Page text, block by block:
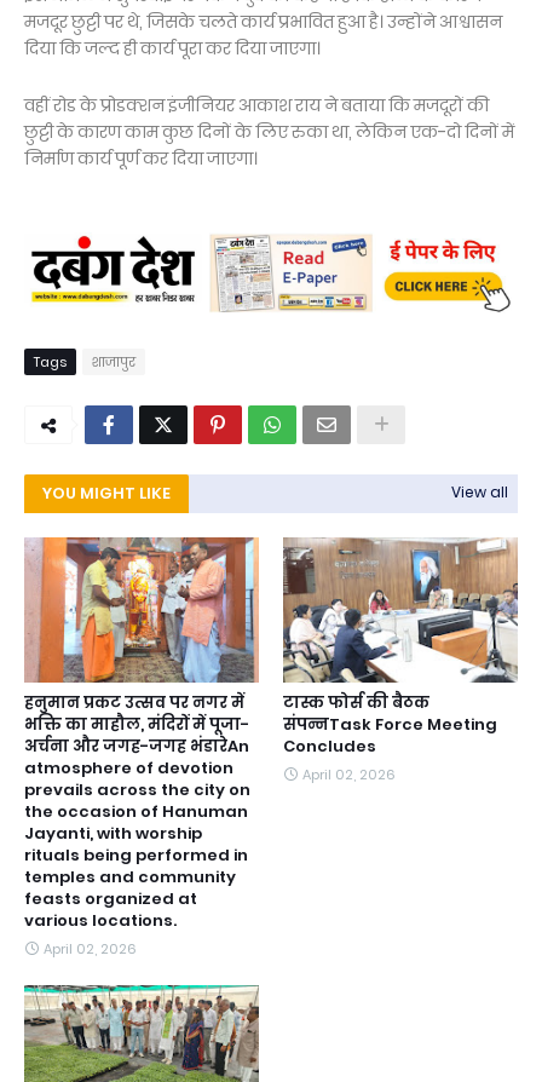
मजदूर छुट्टी पर थे, जिसके चलते कार्य प्रभावित हुआ है। उन्होंने आश्वासन
दिया कि जल्द ही कार्य पूरा कर दिया जाएगा।
वहीं रोड के प्रोडक्शन इंजीनियर आकाश राय ने बताया कि मजदूरों की
छुट्टी के कारण काम कुछ दिनों के लिए रुका था, लेकिन एक-दो दिनों में
निर्माण कार्य पूर्ण कर दिया जाएगा।
Tags शाजापुर
YOU MIGHT LIKE View all
हनुमान प्रकट उत्सव पर नगर में
भक्ति का माहौल, मंदिरों में पूजा-
अर्चना और जगह-जगह भंडारेAn
atmosphere of devotion
prevails across the city on
the occasion of Hanuman
Jayanti, with worship
rituals being performed in
temples and community
feasts organized at
various locations.
April 02, 2026
टास्क फोर्स की बैठक
संपन्नTask Force Meeting
Concludes
April 02, 2026